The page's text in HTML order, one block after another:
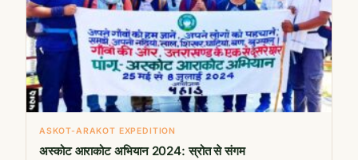
ASKOT-ARAKOT EXPEDITION
अस्कोट आराकोट अभियान 2024: स्रोत से संगम